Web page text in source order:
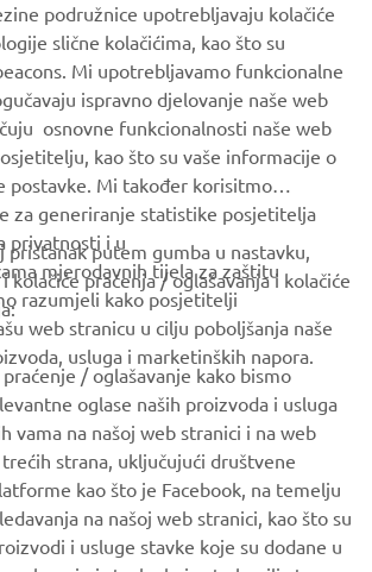
o najnovijim ponudama, posebnim
i još mnogo toga
turn your phone to
POTVRDI
podružnice upotrebljavaju kolačiće
slične kolačićima, kao što su
Mi upotrebljavamo funkcionalne
ispravno djelovanje naše web
osnovne funkcionalnosti naše web
kao što su vaše informacije o
postavke. Mi također korisitmo
za generiranje statistike posjetitelja
privatnosti i u
mjerodavnih tijela za zaštitu
razumjeli kako posjetitelji
web stranicu u cilju poboljšanja naše
usluga i marketinških napora.
putem gumba u nastavku,
praćenja / oglašavanja i kolačiće
praćenje / oglašavanje kako bismo
oglase naših proizvoda i usluga
vama na našoj web stranici i na web
strana, uključujući društvene
kao što je Facebook, na temelju
na našoj web stranici, kao što su
i usluge stavke koje su dodane u